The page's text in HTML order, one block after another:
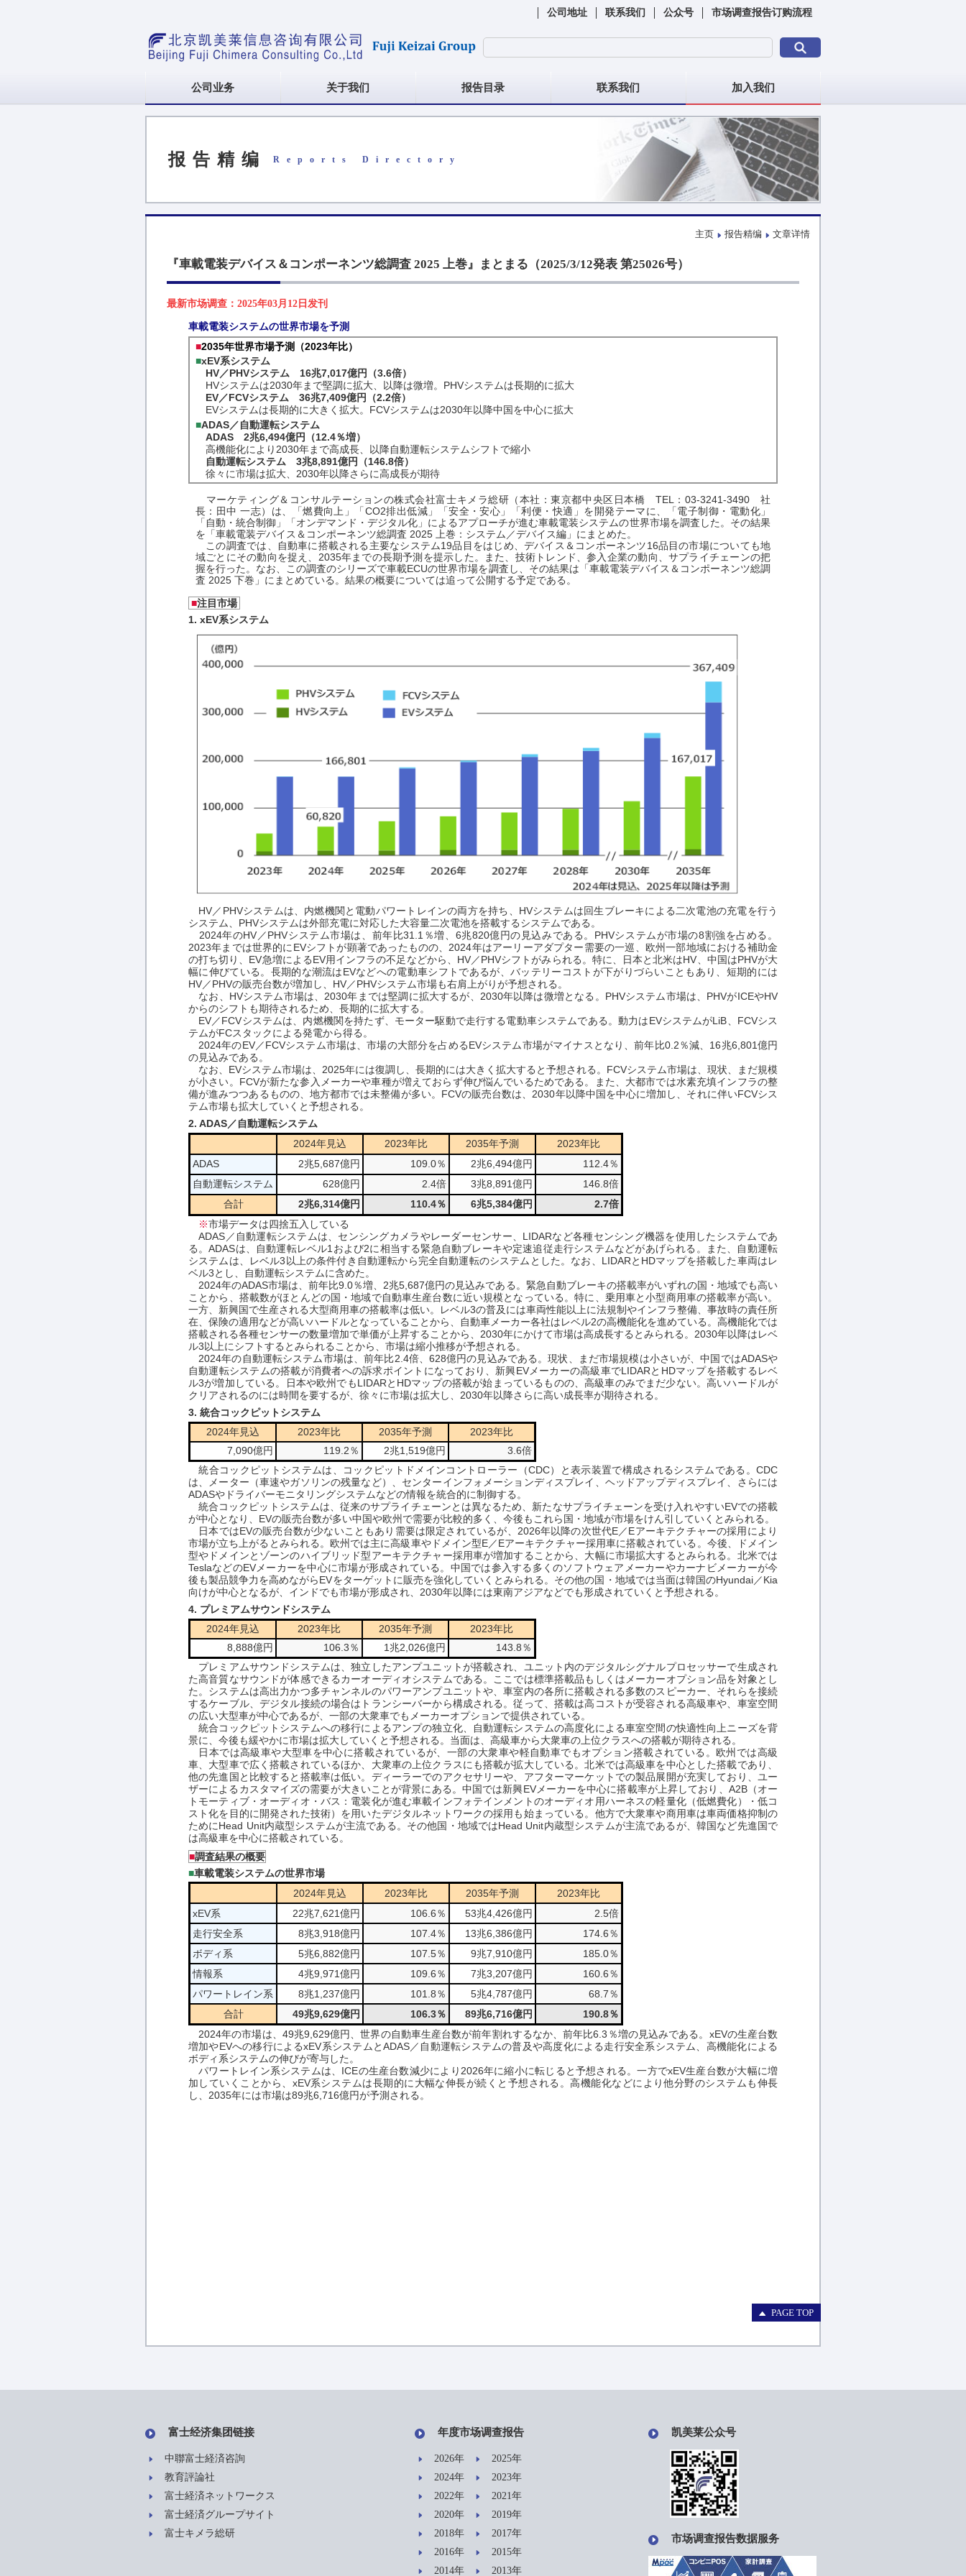
公司地址 联系我们 公众号 市场调查报告订购流程
公司业务 关于我们 报告目录 联系我们 加入我们
报告精编 Reports Directory
主页 报告精编 文章详情
『車載電装デバイス＆コンポーネンツ総調査 2025 上巻』まとまる（2025/3/12発表 第25026号）
最新市场调查：2025年03月12日发刊
車載電装システムの世界市場を予測
■2035年世界市場予測（2023年比）
■xEV系システム
HV／PHVシステム 16兆7,017億円（3.6倍）
HVシステムは2030年まで堅調に拡大、以降は微増。PHVシステムは長期的に拡大
EV／FCVシステム 36兆7,409億円（2.2倍）
EVシステムは長期的に大きく拡大。FCVシステムは2030年以降中国を中心に拡大
■ADAS／自動運転システム
ADAS 2兆6,494億円（12.4％増）
高機能化により2030年まで高成長、以降自動運転システムシフトで縮小
自動運転システム 3兆8,891億円（146.8倍）
徐々に市場は拡大、2030年以降さらに高成長が期待
マーケティング＆コンサルテーションの株式会社富士キメラ総研（本社：東京都中央区日本橋 TEL：03-3241-3490 社
長：田中 一志）は、「燃費向上」「CO2排出低減」「安全・安心」「利便・快適」を開発テーマに、「電子制御・電動化」
「自動・統合制御」「オンデマンド・デジタル化」によるアプローチが進む車載電装システムの世界市場を調査した。その結果
を「車載電装デバイス＆コンポーネンツ総調査 2025 上巻：システム／デバイス編」にまとめた。
この調査では、自動車に搭載される主要なシステム19品目をはじめ、デバイス＆コンポーネンツ16品目の市場についても地
域ごとにその動向を捉え、2035年までの長期予測を提示した。また、技術トレンド、参入企業の動向、サプライチェーンの把
握を行った。なお、この調査のシリーズで車載ECUの世界市場を調査し、その結果は「車載電装デバイス＆コンポーネンツ総調
査 2025 下巻」にまとめている。結果の概要については追って公開する予定である。
■注目市場
1. xEV系システム
HV／PHVシステムは、内燃機関と電動パワートレインの両方を持ち、HVシステムは回生ブレーキによる二次電池の充電を行う
システム、PHVシステムは外部充電に対応した大容量二次電池を搭載するシステムである。
2024年のHV／PHVシステム市場は、前年比31.1％増、6兆820億円の見込みである。PHVシステムが市場の8割強を占める。
2023年までは世界的にEVシフトが顕著であったものの、2024年はアーリーアダプター需要の一巡、欧州一部地域における補助金
の打ち切り、EV急増によるEV用インフラの不足などから、HV／PHVシフトがみられる。特に、日本と北米はHV、中国はPHVが大
幅に伸びている。長期的な潮流はEVなどへの電動車シフトであるが、バッテリーコストが下がりづらいこともあり、短期的には
HV／PHVの販売台数が増加し、HV／PHVシステム市場も右肩上がりが予想される。
なお、HVシステム市場は、2030年までは堅調に拡大するが、2030年以降は微増となる。PHVシステム市場は、PHVがICEやHV
からのシフトも期待されるため、長期的に拡大する。
EV／FCVシステムは、内燃機関を持たず、モーター駆動で走行する電動車システムである。動力はEVシステムがLiB、FCVシス
テムがFCスタックによる発電から得る。
2024年のEV／FCVシステム市場は、市場の大部分を占めるEVシステム市場がマイナスとなり、前年比0.2％減、16兆6,801億円
の見込みである。
なお、EVシステム市場は、2025年には復調し、長期的には大きく拡大すると予想される。FCVシステム市場は、現状、まだ規模
が小さい。FCVが新たな参入メーカーや車種が増えておらず伸び悩んでいるためである。また、大都市では水素充填インフラの整
備が進みつつあるものの、地方都市では未整備が多い。FCVの販売台数は、2030年以降中国を中心に増加し、それに伴いFCVシス
テム市場も拡大していくと予想される。
2. ADAS／自動運転システム
2024年見込
2023年比 2035年予測
2023年比
ADAS
2兆5,687億円 109.0％ 2兆6,494億円
112.4％
自動運転システム
628億円 2.4倍 3兆8,891億円
146.8倍
合計
2兆6,314億円 110.4％ 6兆5,384億円
2.7倍
※市場データは四捨五入している
ADAS／自動運転システムは、センシングカメラやレーダーセンサー、LIDARなど各種センシング機器を使用したシステムであ
る。ADASは、自動運転レベル1および2に相当する緊急自動ブレーキや定速追従走行システムなどがあげられる。また、自動運転
システムは、レベル3以上の条件付き自動運転から完全自動運転のシステムとした。なお、LIDARとHDマップを搭載した車両はレ
ベル3とし、自動運転システムに含めた。
2024年のADAS市場は、前年比9.0％増、2兆5,687億円の見込みである。緊急自動ブレーキの搭載率がいずれの国・地域でも高い
ことから、搭載数がほとんどの国・地域で自動車生産台数に近い規模となっている。特に、乗用車と小型商用車の搭載率が高い。
一方、新興国で生産される大型商用車の搭載率は低い。レベル3の普及には車両性能以上に法規制やインフラ整備、事故時の責任所
在、保険の適用などが高いハードルとなっていることから、自動車メーカー各社はレベル2の高機能化を進めている。高機能化では
搭載される各種センサーの数量増加で単価が上昇することから、2030年にかけて市場は高成長するとみられる。2030年以降はレベ
ル3以上にシフトするとみられることから、市場は縮小推移が予想される。
2024年の自動運転システム市場は、前年比2.4倍、628億円の見込みである。現状、まだ市場規模は小さいが、中国ではADASや
自動運転システムの搭載が消費者への訴求ポイントになっており、新興EVメーカーの高級車でLIDARとHDマップを搭載するレベ
ル3が増加している。日本や欧州でもLIDARとHDマップの搭載が始まっているものの、高級車のみでまだ少ない。高いハードルが
クリアされるのには時間を要するが、徐々に市場は拡大し、2030年以降さらに高い成長率が期待される。
3. 統合コックピットシステム
2024年見込
2023年比 2035年予測
2023年比
7,090億円
119.2％ 2兆1,519億円
3.6倍
統合コックピットシステムは、コックピットドメインコントローラー（CDC）と表示装置で構成されるシステムである。CDC
は、メーター（車速やガソリンの残量など）、センターインフォメーションディスプレイ、ヘッドアップディスプレイ、さらには
ADASやドライバーモニタリングシステムなどの情報を統合的に制御する。
統合コックピットシステムは、従来のサプライチェーンとは異なるため、新たなサプライチェーンを受け入れやすいEVでの搭載
が中心となり、EVの販売台数が多い中国や欧州で需要が比較的多く、今後もこれら国・地域が市場をけん引していくとみられる。
日本ではEVの販売台数が少ないこともあり需要は限定されているが、2026年以降の次世代E／Eアーキテクチャーの採用により
市場が立ち上がるとみられる。欧州では主に高級車やドメイン型E／Eアーキテクチャー採用車に搭載されている。今後、ドメイン
型やドメインとゾーンのハイブリッド型アーキテクチャー採用車が増加することから、大幅に市場拡大するとみられる。北米では
TeslaなどのEVメーカーを中心に市場が形成されている。中国では参入する多くのソフトウェアメーカーやカーナビメーカーが今
後も製品競争力を高めながらEVをターゲットに販売を強化していくとみられる。その他の国・地域では当面は韓国のHyundai／Kia
向けが中心となるが、インドでも市場が形成され、2030年以降には東南アジアなどでも形成されていくと予想される。
4. プレミアムサウンドシステム
2024年見込
2023年比 2035年予測
2023年比
8,888億円
106.3％ 1兆2,026億円
143.8％
プレミアムサウンドシステムは、独立したアンプユニットが搭載され、ユニット内のデジタルシグナルプロセッサーで生成され
た高音質なサウンドが体感できるカーオーディオシステムである。ここでは標準搭載品もしくはメーカーオプション品を対象とし
た。システムは高出力かつ多チャンネルのパワーアンプユニットや、車室内の各所に搭載される多数のスピーカー、それらを接続
するケーブル、デジタル接続の場合はトランシーバーから構成される。従って、搭載は高コストが受容される高級車や、車室空間
の広い大型車が中心であるが、一部の大衆車でもメーカーオプションで提供されている。
統合コックピットシステムへの移行によるアンプの独立化、自動運転システムの高度化による車室空間の快適性向上ニーズを背
景に、今後も緩やかに市場は拡大していくと予想される。当面は、高級車から大衆車の上位クラスへの搭載が期待される。
日本では高級車や大型車を中心に搭載されているが、一部の大衆車や軽自動車でもオプション搭載されている。欧州では高級
車、大型車で広く搭載されているほか、大衆車の上位クラスにも搭載が拡大している。北米では高級車を中心とした搭載であり、
他の先進国と比較すると搭載率は低い。ディーラーでのアクセサリーや、アフターマーケットでの製品展開が充実しており、ユー
ザーによるカスタマイズの需要が大きいことが背景にある。中国では新興EVメーカーを中心に搭載率が上昇しており、A2B（オー
トモーティブ・オーディオ・バス：電装化が進む車載インフォテインメントのオーディオ用ハーネスの軽量化（低燃費化）・低コ
スト化を目的に開発された技術）を用いたデジタルネットワークの採用も始まっている。他方で大衆車や商用車は車両価格抑制の
ためにHead Unit内蔵型システムが主流である。その他国・地域ではHead Unit内蔵型システムが主流であるが、韓国など先進国で
は高級車を中心に搭載されている。
■調査結果の概要
■車載電装システムの世界市場
2024年見込
2023年比 2035年予測
2023年比
xEV系
22兆7,621億円 106.6％ 53兆4,426億円
2.5倍
走行安全系
8兆3,918億円 107.4％ 13兆6,386億円
174.6％
ボディ系
5兆6,882億円 107.5％ 9兆7,910億円
185.0％
情報系
4兆9,971億円 109.6％ 7兆3,207億円
160.6％
パワートレイン系
8兆1,237億円 101.8％ 5兆4,787億円
68.7％
合計
49兆9,629億円 106.3％ 89兆6,716億円
190.8％
2024年の市場は、49兆9,629億円、世界の自動車生産台数が前年割れするなか、前年比6.3％増の見込みである。xEVの生産台数
増加やEVへの移行によるxEV系システムとADAS／自動運転システムの普及や高度化による走行安全系システム、高機能化による
ボディ系システムの伸びが寄与した。
パワートレイン系システムは、ICEの生産台数減少により2026年に縮小に転じると予想される。一方でxEV生産台数が大幅に増
加していくことから、xEV系システムは長期的に大幅な伸長が続くと予想される。高機能化などにより他分野のシステムも伸長
し、2035年には市場は89兆6,716億円が予測される。
PAGE TOP
富士经济集团链接
中聯富士経済咨詢
教育評論社
富士経済ネットワークス
富士経済グループサイト
富士キメラ総研
年度市场调查报告
2026年
2025年
2024年
2023年
2022年
2021年
2020年
2019年
2018年
2017年
2016年
2015年
2014年
2013年
凯美莱公众号
市场调查报告数据服务